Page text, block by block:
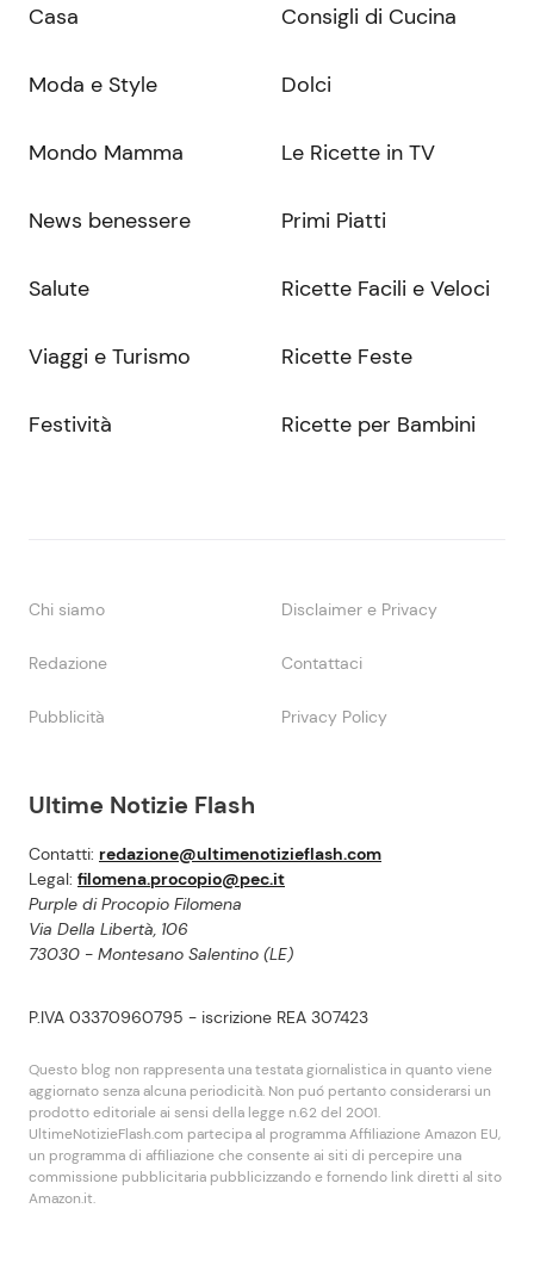
Ultime Notizie Flash
Contatti: redazione@ultimenotizieflash.com
Legal: filomena.procopio@pec.it
Purple di Procopio Filomena
Via Della Libertà, 106
73030 - Montesano Salentino (LE)
P.IVA 03370960795 - iscrizione REA 307423
Questo blog non rappresenta una testata giornalistica in quanto viene
aggiornato senza alcuna periodicità. Non puó pertanto considerarsi un
prodotto editoriale ai sensi della legge n.62 del 2001.
UltimeNotizieFlash.com partecipa al programma Affiliazione Amazon EU,
un programma di affiliazione che consente ai siti di percepire una
commissione pubblicitaria pubblicizzando e fornendo link diretti al sito
Amazon.it.
Casa
Moda e Style
Mondo Mamma
News benessere
Salute
Viaggi e Turismo
Festività
Consigli di Cucina
Dolci
Le Ricette in TV
Primi Piatti
Ricette Facili e Veloci
Ricette Feste
Ricette per Bambini
Chi siamo Disclaimer e Privacy
Redazione Contattaci
Pubblicità Privacy Policy